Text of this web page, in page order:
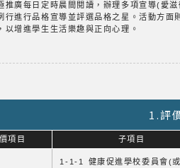
推廣每日定時晨間閱讀，辦理多項宣導(愛
行進行品格宣導並評選品格之星。活動方
以增進學生生活樂趣與正向心理。
1.評
項目 子項目
1-1-1 健康促進學校委員會(